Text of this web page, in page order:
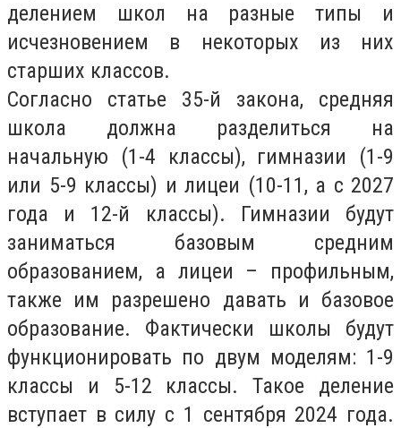
делением школ на разные типы и
исчезновением в некоторых из них
старших классов.
Согласно статье 35-й закона, средняя
школа должна разделиться на
начальную (1-4 классы), гимназии (1-9
или 5-9 классы) и лицеи (10-11, а с 2027
года и 12-й классы). Гимназии будут
заниматься базовым средним
образованием, а лицеи – профильным,
также им разрешено давать и базовое
образование. Фактически школы будут
функционировать по двум моделям: 1-9
классы и 5-12 классы. Такое деление
вступает в силу с 1 сентября 2024 года.